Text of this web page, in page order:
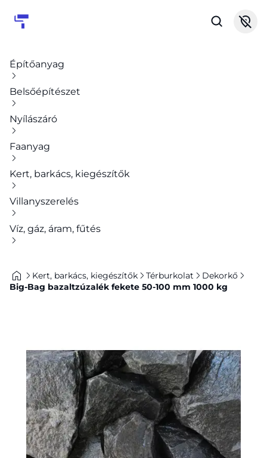
Építőanyag
Belsőépítészet
Nyílászáró
Faanyag
Kert, barkács, kiegészítők
Villanyszerelés
Víz, gáz, áram, fűtés
Kert, barkács, kiegészítők Térburkolat
Dekorkő
Big-Bag bazaltzúzalék fekete 50-100 mm 1000 kg